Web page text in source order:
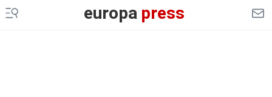
europapress